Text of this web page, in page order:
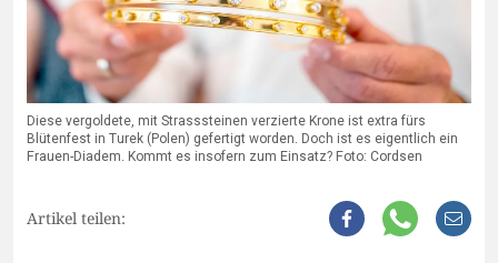
Diese vergoldete, mit Strasssteinen verzierte Krone ist extra fürs
Blütenfest in Turek (Polen) gefertigt worden. Doch ist es eigentlich ein
Frauen-Diadem. Kommt es insofern zum Einsatz? Foto: Cordsen
Artikel teilen: